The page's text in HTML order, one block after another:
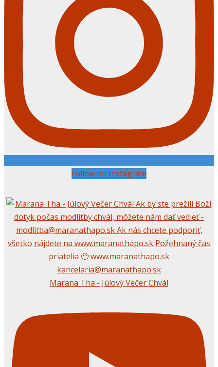
Follow on Instagram
Marana Tha - Júlový Večer Chvál